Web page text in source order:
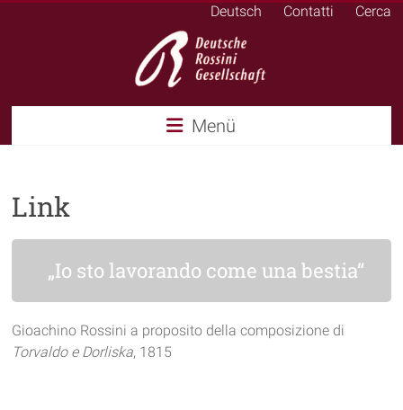
Deutsch Contatti Cerca
Italiano Menü
Link
„Io sto lavorando come una bestia“
Gioachino Rossini a proposito della composizione di
Torvaldo e Dorliska, 1815